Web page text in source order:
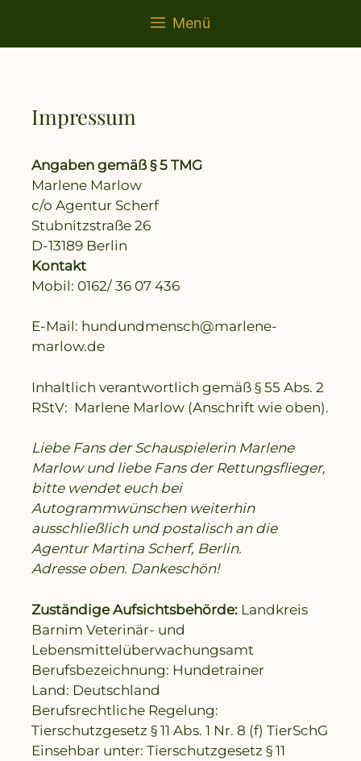
Menü
Impressum
Angaben gemäß § 5 TMG
Marlene Marlow
c/o Agentur Scherf
Stubnitzstraße 26
D-13189 Berlin
Kontakt
Mobil: 0162/ 36 07 436
E-Mail: hundundmensch@marlene-
marlow.de
Inhaltlich verantwortlich gemäß § 55 Abs. 2
RStV: Marlene Marlow (Anschrift wie oben).
Liebe Fans der Schauspielerin Marlene
Marlow und liebe Fans der Rettungsflieger,
bitte wendet euch bei
Autogrammwünschen weiterhin
ausschließlich und postalisch an die
Agentur Martina Scherf, Berlin.
Adresse oben. Dankeschön!
Zuständige Aufsichtsbehörde: Landkreis
Barnim Veterinär- und
Lebensmittelüberwachungsamt
Berufsbezeichnung: Hundetrainer
Land: Deutschland
Berufsrechtliche Regelung:
Tierschutzgesetz § 11 Abs. 1 Nr. 8 (f) TierSchG
Einsehbar unter: Tierschutzgesetz § 11